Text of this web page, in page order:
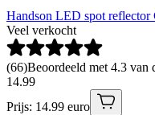
Handson LED spot reflector
Veel verkocht
(66)Beoordeeld met 4.3 van
14.99
Prijs: 14.99 euro